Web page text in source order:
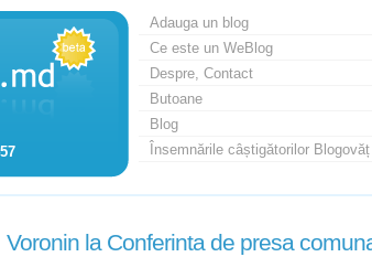
Adauga un blog
Ce este un WeBlog
Despre, Contact
Butoane
Blog
Însemnările câștigătorilor Blogovăț
Voronin la Conferinta de presa